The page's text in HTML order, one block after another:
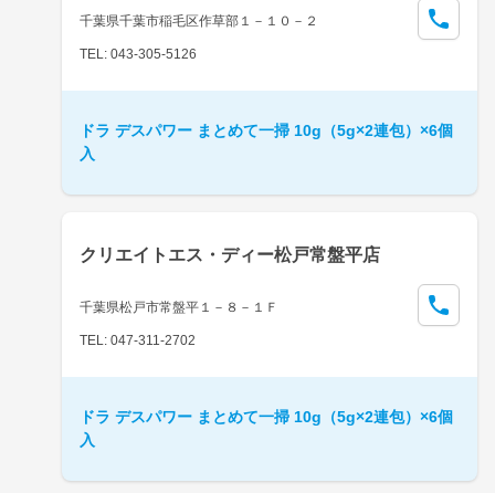
千葉県千葉市稲毛区作草部１－１０－２
TEL: 043-305-5126
ドラ デスパワー まとめて一掃 10g（5g×2連包）×6個
入
クリエイトエス・ディー松戸常盤平店
千葉県松戸市常盤平１－８－１Ｆ
TEL: 047-311-2702
ドラ デスパワー まとめて一掃 10g（5g×2連包）×6個
入